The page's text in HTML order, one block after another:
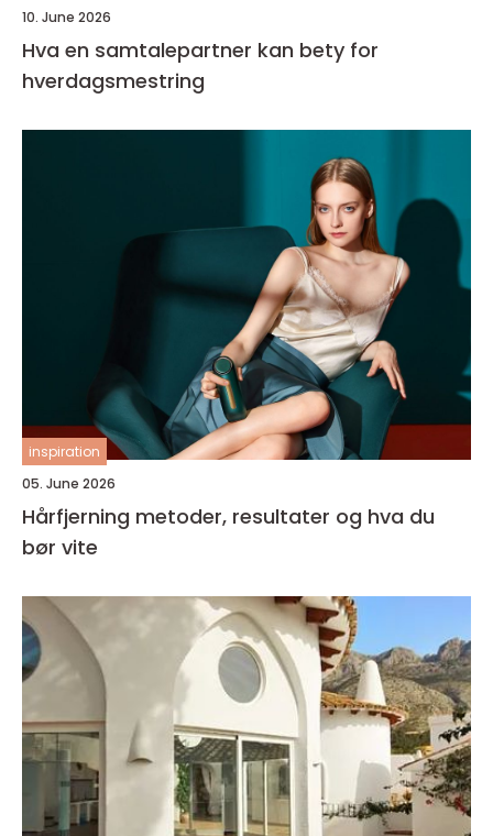
10. June 2026
Hva en samtalepartner kan bety for
hverdagsmestring
inspiration
05. June 2026
Hårfjerning metoder, resultater og hva du
bør vite